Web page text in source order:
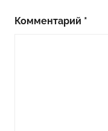
Комментарий *